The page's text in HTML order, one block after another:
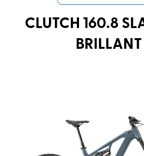
CLUTCH 160.8
BRILLANT